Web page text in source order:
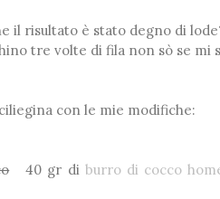
il risultato è stato degno di
tre volte di fila non sò se
con le mie modifiche:
40 gr di burro di cocco